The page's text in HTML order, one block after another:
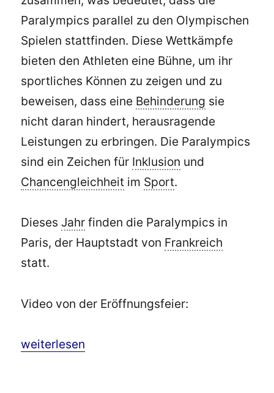
Paralympics parallel zu den Olympischen
Spielen stattfinden. Diese Wettkämpfe
bieten den Athleten eine Bühne, um ihr
sportliches Können zu zeigen und zu
beweisen, dass eine Behinderung sie
nicht daran hindert, herausragende
Leistungen zu erbringen. Die Paralympics
sind ein Zeichen für Inklusion und
Chancengleichheit im Sport.
Dieses Jahr finden die Paralympics in
Paris, der Hauptstadt von Frankreich
statt.
Video von der Eröffnungsfeier:
„Paralympics 2024 in Paris: Alle Infos,
weiterlesen